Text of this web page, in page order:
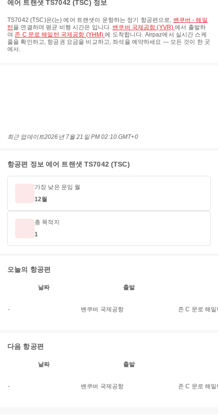
에어 트랜샛 TS7042 (TSC) 정보
TS7042 (TSC)은(는)에어 트랜샛이 운항하는 정기 항공편으로, 밴쿠버 - 해밀
턴 을 연결하며 평균 비행 시간은 입니다. 밴쿠버 국제공항 (YVR)에서 출발하
여 존 C 문로 해밀턴 국제공항 (YHM)에 도착합니다. Airpaz에서 실시간 스케
줄을 확인하고, 항공권 요금을 비교하고, 좌석을 예약하세요 — 모든 것이 한 곳
에서.
최근 업데이트2026년 7월 21일 PM 02:10 GMT+0
항공편 정보 에어 트랜샛 TS7042 (TSC)
가장 낮은 운임 월
12월
총 목적지
1
오늘의 항공편
날짜 출발
- 밴쿠버 국제공항 존 C 문로 해
다음 항공편
날짜 출발
- 밴쿠버 국제공항 존 C 문로 해